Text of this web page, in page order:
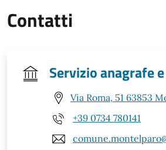
Contatti
Servizio anagrafe
Via Roma, 51 63853
+39 0734 780141